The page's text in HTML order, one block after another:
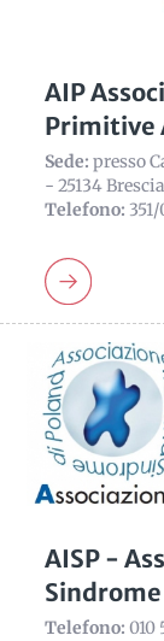
AIP
Primitive
Sede: presso
- 25134 Brescia
Telefono:
AISP -
Telefono: 010